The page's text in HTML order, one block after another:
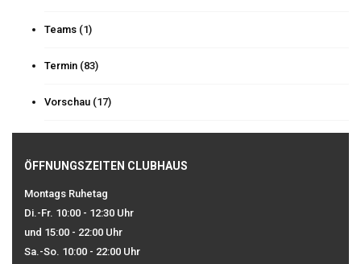
Teams (1)
Termin (83)
Vorschau (17)
ÖFFNUNGSZEITEN CLUBHAUS
Montags Ruhetag
Di.-Fr. 10:00 - 12:30 Uhr
und 15:00 - 22:00 Uhr
Sa.-So. 10:00 - 22:00 Uhr